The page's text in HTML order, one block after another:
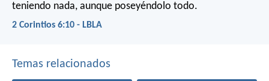
teniendo nada, aunque poseyéndolo todo.
2 Corintios 6:10 - LBLA
Temas relacionados